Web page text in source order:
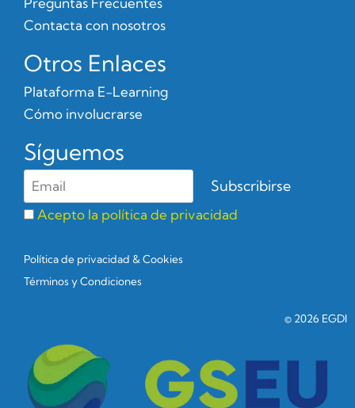
Contacta con nosotros
Otros Enlaces
Plataforma E-Learning
Cómo involucrarse
Síguemos
Acepto la política de privacidad
Política de privacidad & Cookies
Términos y Condiciones
© 2026 EGDI